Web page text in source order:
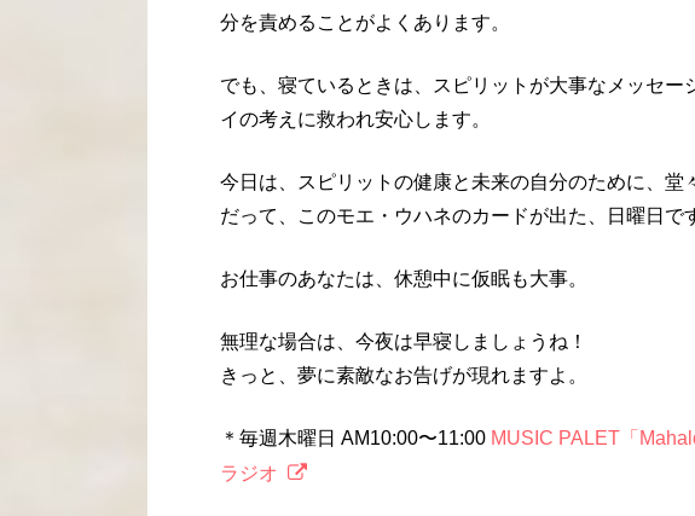
分を責めることがよくあります。
でも、寝ているときは、スピリットが大事なメッセー
イの考えに救われ安心します。
今日は、スピリットの健康と未来の自分のために、堂
だって、このモエ・ウハネのカードが出た、日曜日で
お仕事のあなたは、休憩中に仮眠も大事。
無理な場合は、今夜は早寝しましょうね！
きっと、夢に素敵なお告げが現れますよ。
＊毎週木曜日 AM10:00〜11:00 MUSIC PALET「
ラジオ